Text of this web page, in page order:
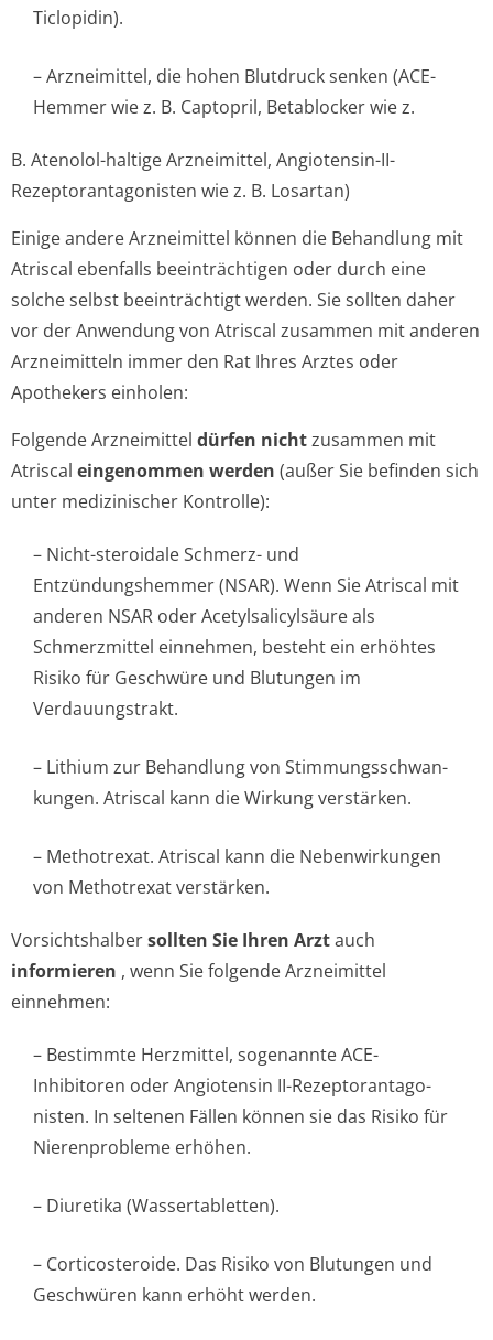
Ticlopidin).
– Arzneimittel, die hohen Blutdruck senken (ACE-
Hemmer wie z. B. Captopril, Betablocker wie z.
B. Atenolol-haltige Arzneimittel, Angiotensin-II-
Rezeptorantago­nisten wie z. B. Losartan)
Einige andere Arzneimittel können die Behandlung mit
Atriscal ebenfalls beeinträchtigen oder durch eine
solche selbst beeinträchtigt werden. Sie sollten daher
vor der Anwendung von Atriscal zusammen mit anderen
Arzneimitteln immer den Rat Ihres Arztes oder
Apothekers einholen:
Folgende Arzneimittel dürfen nichtzusammen mit
Atriscal eingenommen werden (außer Sie befinden sich
unter medizinischer Kontrolle):
– Nicht-steroidale Schmerz- und
Entzündungshemmer (NSAR). Wenn Sie Atriscal mit
anderen NSAR oder Acetylsalicylsäure als
Schmerzmittel einnehmen, besteht ein erhöhtes
Risiko für Geschwüre und Blutungen im
Verdauungstrakt.
– Lithium zur Behandlung von Stimmungsschwan­
kungen. Atriscal kann die Wirkung verstärken.
– Methotrexat. Atriscal kann die Nebenwirkungen
von Methotrexat verstärken.
Vorsichtshalbersollten Sie Ihren Arztauch
informieren , wenn Sie folgende Arzneimittel
einnehmen:
– Bestimmte Herzmittel, sogenannte ACE-
Inhibitoren oder Angiotensin II-Rezeptorantago­
nisten. In seltenen Fällen können sie das Risiko für
Nierenprobleme erhöhen.
– Diuretika (Wassertabletten).
– Corticosteroide. Das Risiko von Blutungen und
Geschwüren kann erhöht werden.